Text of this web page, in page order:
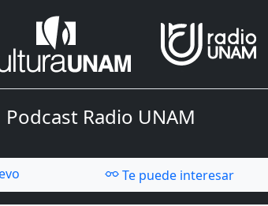
Podcast Radio UNAM
Te puede interesar